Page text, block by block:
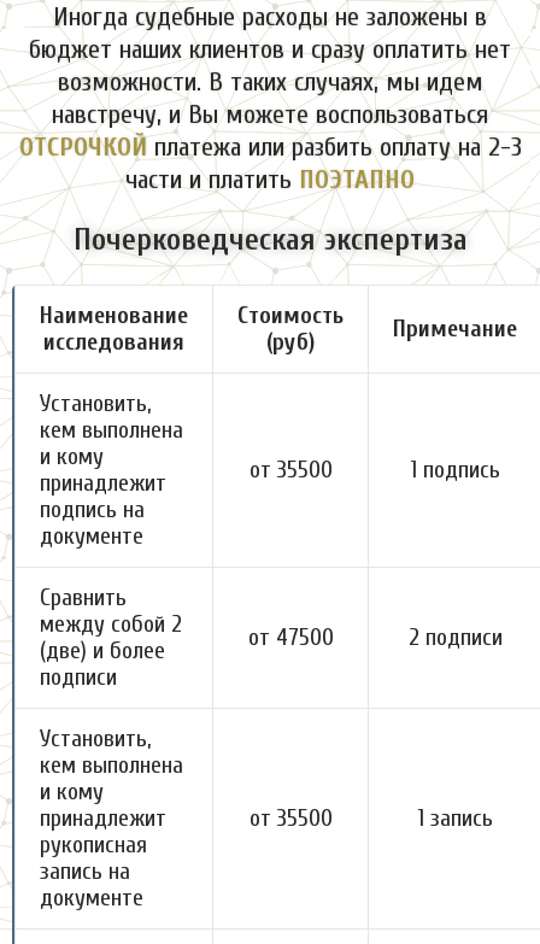
Иногда судебные расходы не заложены в
бюджет наших клиентов и сразу оплатить нет
возможности. В таких случаях, мы идем
навстречу, и Вы можете воспользоваться
ОТСРОЧКОЙплатежа или разбить оплату на 2-3
части и платить ПОЭТАПНО
Почерковедческая экспертиза
Наименование
исследования
Стоимость
(руб)
Примечание
Установить,
кем выполнена
и кому
принадлежит
подпись на
документе
от 35500 1 подпись
Сравнить
между собой 2
(две) и более
подписи
от 47500 2 подписи
Установить,
кем выполнена
и кому
принадлежит
рукописная
запись на
документе
от 35500 1 запись